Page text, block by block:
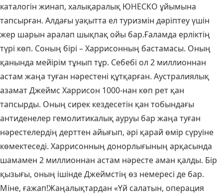
каталогін жинап, халықаралық ЮНЕСКО ұйымына
тапсырған. Алдағы уақытта ел туризмін дәріптеу үшін
жер шарын аралап шықпақ ойы бар.Ғаламда ерліктің
түрі көп. Соның бірі – Харрисонның бастамасы. Оның
қанында мейірім тұнып тұр. Себебі ол 2 миллионнан
астам жаңа туған нәрестені құтқарған. Аустралиялық
азамат Джеймс Хар­рисон 1000-нан көп рет қан
тапсырды. Оның сирек кездесетін қан тобындағы
антиденелер гемолитикалық ауруы бар жаңа туған
нәрестелердің дерттен айығып, әрі қарай өмір сүруіне
көмектеседі. Харрисонның донорлығының арқасында
шамамен 2 миллионнан астам нәресте аман қалды. Бір
қызығы, оның ішінде Джеймстің өз немересі де бар.
Міне, ғажап!Жаңалықтардан «Үй салатын, операция